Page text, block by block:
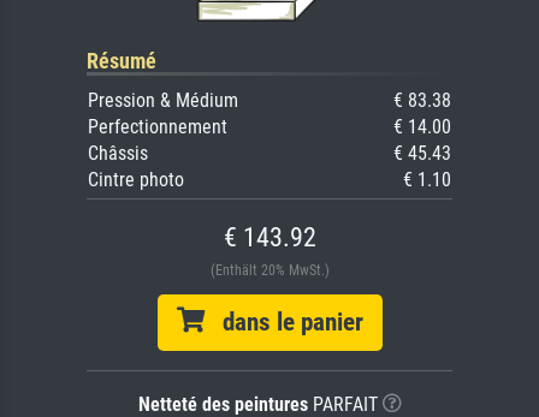
Résumé
Pression & Médium
€ 83.38
Perfectionnement
€ 14.00
Châssis
€ 45.43
Cintre photo
€ 1.10
€ 143.92
(Enthält 20% MwSt.)
dans le panier
Netteté des peinturesPARFAIT